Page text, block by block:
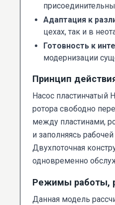
Адаптация к
цехах, так и в
Готовность к
модернизации
Принцип
Насос пластинчатый
ротора свободно
между пластинами,
и заполняясь
Двухпоточная
одновременно
Режимы работы,
Данная модель